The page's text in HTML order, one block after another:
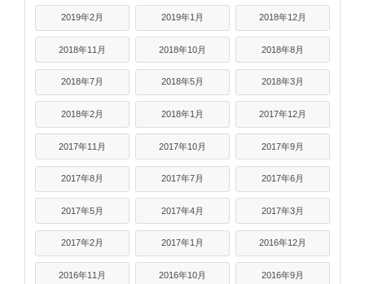
2019年2月 2019年1月 2018年12月
2018年11月 2018年10月 2018年8月
2018年7月 2018年5月 2018年3月
2018年2月 2018年1月 2017年12月
2017年11月 2017年10月 2017年9月
2017年8月 2017年7月 2017年6月
2017年5月 2017年4月 2017年3月
2017年2月 2017年1月 2016年12月
2016年11月 2016年10月 2016年9月